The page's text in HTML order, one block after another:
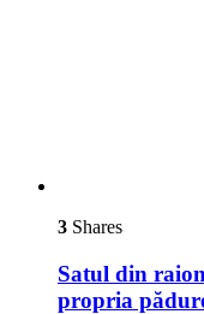
3 Shares
Satul din
propria